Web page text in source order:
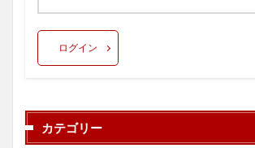
ログイン
カテゴリー